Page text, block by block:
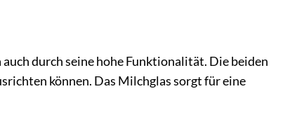
durch seine hohe Funktionalität. Die beiden
können. Das Milchglas sorgt für eine